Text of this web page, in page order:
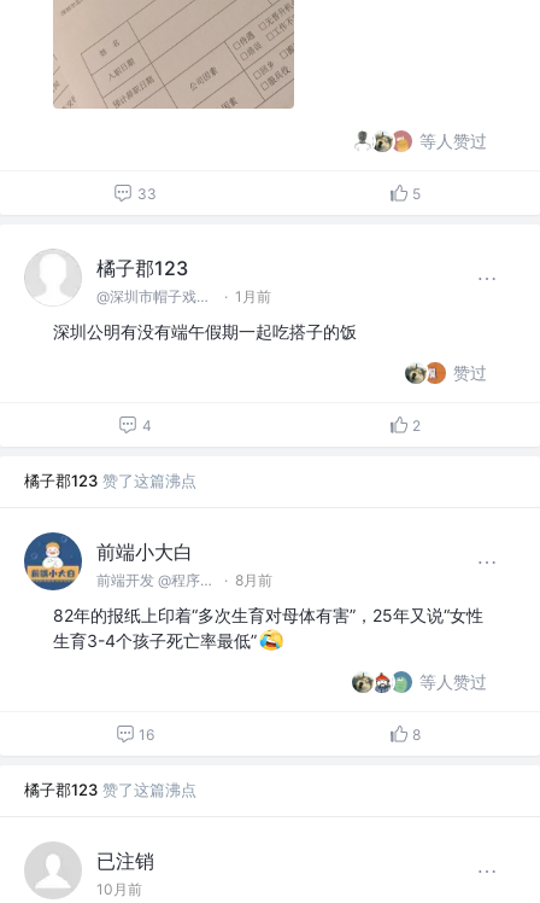
等人赞过
33 5
橘子郡123
@深圳市帽子戏法科技有限公司 · 1月前
深圳公明有没有端午假期一起吃搭子的饭
赞过
4 2
橘子郡123 赞了这篇沸点
前端小大白
前端开发 @程序员集中营 · 8月前
82年的报纸上印着“多次生育对母体有害”，25年又说“女性
生育3-4个孩子死亡率最低”
等人赞过
16 8
橘子郡123 赞了这篇沸点
已注销
10月前